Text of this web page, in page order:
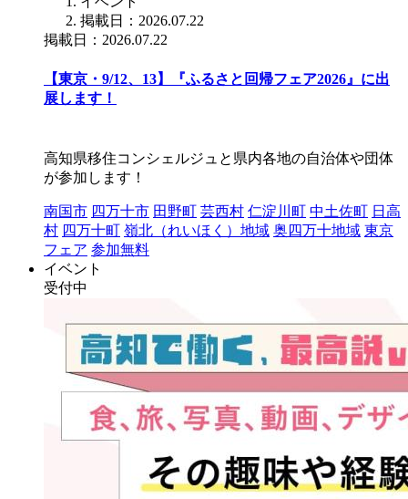
掲載日：2026.07.22
掲載日：2026.07.22
【東京・9/12、13】『ふるさと回帰フェア2026』に出
展します！
高知県移住コンシェルジュと県内各地の自治体や団体
が参加します！
南国市 四万十市 田野町 芸西村 仁淀川町 中土佐町 日高
村 四万十町 嶺北（れいほく）地域 奥四万十地域 東京
フェア 参加無料
イベント
受付中